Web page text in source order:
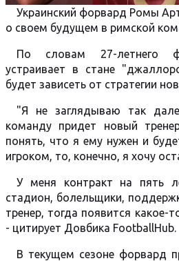
Украинский форвард Ромы
о своем будущем в римской
По словам 27-летнего
устраивает в стане
будет зависеть от стратегии
"Я не заглядываю так
команду придет новый
понять, что я ему нужен и
игроком, то, конечно, я хочу
У меня контракт на пять
стадион, болельщики,
тренер, тогда появится какое-
- цитирует Довбика FootballHub.
В текущем сезоне форвард